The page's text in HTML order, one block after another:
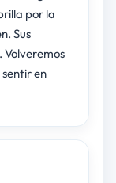
por la
Sus
Volveremos
en